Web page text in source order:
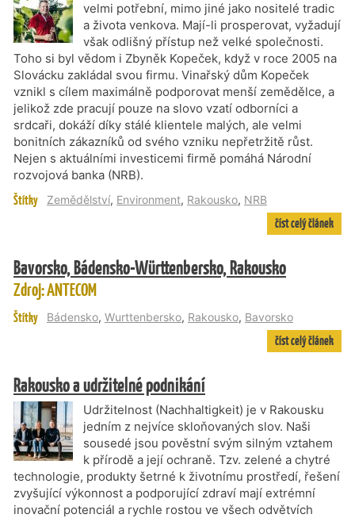
velmi potřební, mimo jiné jako nositelé tradic
a života venkova. Mají-li prosperovat, vyžadují
však odlišný přístup než velké společnosti.
Toho si byl vědom i Zbyněk Kopeček, když v roce 2005 na
Slovácku zakládal svou firmu. Vinařský dům Kopeček
vznikl s cílem maximálně podporovat menší zemědělce, a
jelikož zde pracují pouze na slovo vzatí odborníci a
srdcaři, dokáží díky stálé klientele malých, ale velmi
bonitních zákazníků od svého vzniku nepřetržitě růst.
Nejen s aktuálními investicemi firmě pomáhá Národní
rozvojová banka (NRB).
Štítky Zemědělství, Environment, Rakousko, NRB
číst celý článek
Bavorsko, Bádensko-Württenbersko, Rakousko
Zdroj: ANTECOM
Štítky Bádensko, Wurttenbersko, Rakousko, Bavorsko
číst celý článek
Rakousko a udržitelné podnikání
Udržitelnost (Nachhaltigkeit) je v Rakousku
jedním z nejvíce skloňovaných slov. Naši
sousedé jsou pověstní svým silným vztahem
k přírodě a její ochraně. Tzv. zelené a chytré
technologie, produkty šetrné k životnímu prostředí, řešení
zvyšující výkonnost a podporující zdraví mají extrémní
inovační potenciál a rychle rostou ve všech odvětvích